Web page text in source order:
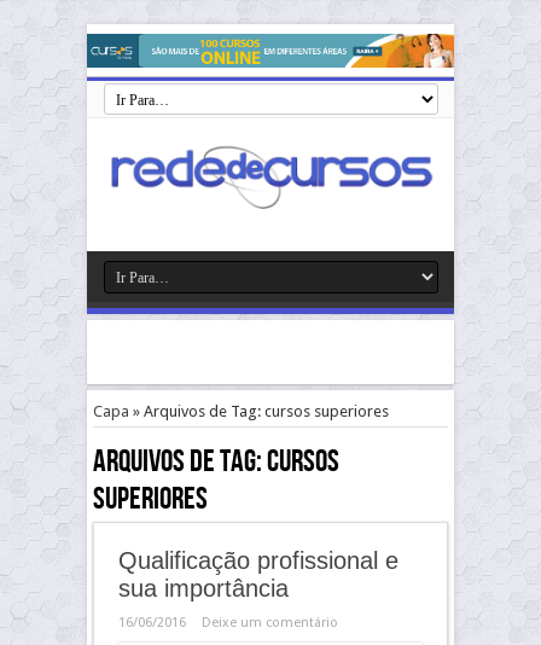
Capa » Arquivos de Tag: cursos superiores
Arquivos de Tag:cursos
superiores
Qualificação profissional e
sua importância
16/06/2016 Deixe um comentário